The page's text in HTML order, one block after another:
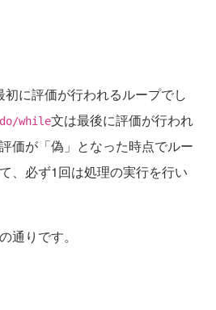
初に評価が行われるループでし
do/while文は最後に評価が行われ
価が「偽」となった時点でルー
、必ず1回は処理の実行を行い
通りです。